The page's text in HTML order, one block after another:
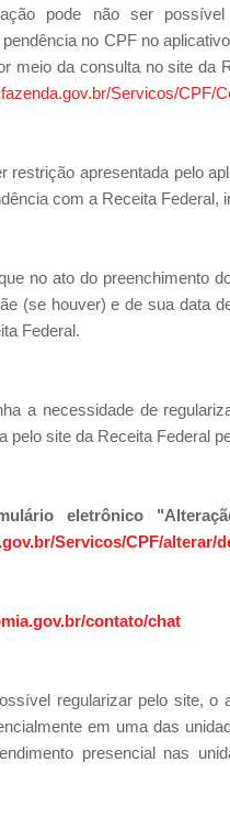
pode não ser
no CPF no
meio da consulta no site da
Servicos/CPF/
restrição apresentada pelo
com a Receita Federal,
no ato do preenchimento
(se houver) e de sua data
Federal.
a necessidade de
pelo site da Receita Federal
eletrônico
Servicos/CPF/alterar/
contato/chat
regularizar pelo site, o
em uma das
presencial nas